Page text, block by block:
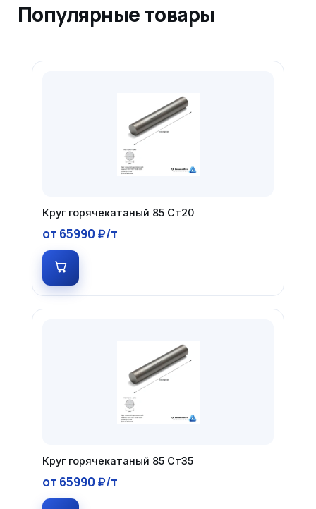
Популярные товары
Круг горячекатаный 85 Ст20
от 65990 ₽/т
Круг горячекатаный 85 Ст35
от 65990 ₽/т